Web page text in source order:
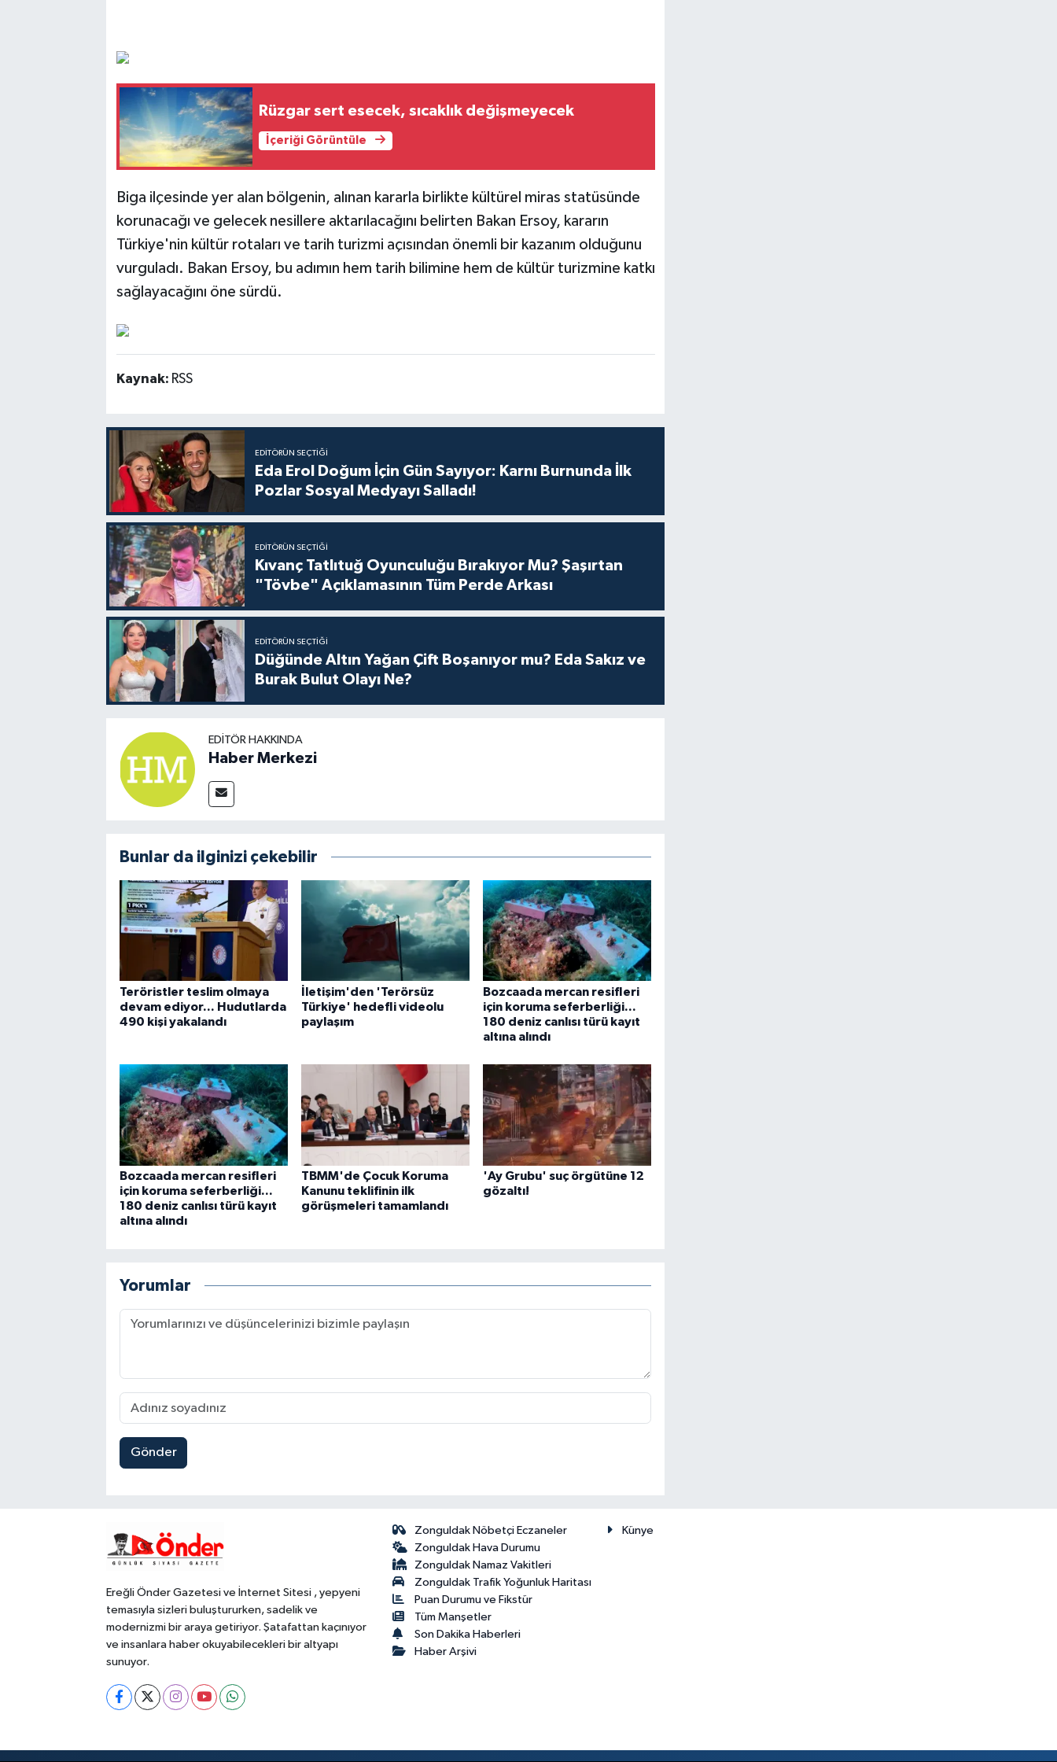
Rüzgar sert esecek, sıcaklık değişmeyecek
İçeriği Görüntüle
Biga ilçesinde yer alan bölgenin, alınan kararla birlikte kültürel miras statüsünde
korunacağı ve gelecek nesillere aktarılacağını belirten Bakan Ersoy, kararın
Türkiye'nin kültür rotaları ve tarih turizmi açısından önemli bir kazanım olduğunu
vurguladı. Bakan Ersoy, bu adımın hem tarih bilimine hem de kültür turizmine katkı
sağlayacağını öne sürdü.
Kaynak: RSS
EDITÖRÜN SEÇTIĞI
Eda Erol Doğum İçin Gün Sayıyor: Karnı Burnunda İlk
Pozlar Sosyal Medyayı Salladı!
EDITÖRÜN SEÇTIĞI
Kıvanç Tatlıtuğ Oyunculuğu Bırakıyor Mu? Şaşırtan
"Tövbe" Açıklamasının Tüm Perde Arkası
EDITÖRÜN SEÇTIĞI
Düğünde Altın Yağan Çift Boşanıyor mu? Eda Sakız ve
Burak Bulut Olayı Ne?
EDITÖR HAKKINDA
Haber Merkezi
Bunlar da ilginizi çekebilir
Teröristler teslim olmaya
devam ediyor... Hudutlarda
490 kişi yakalandı
İletişim'den 'Terörsüz
Türkiye' hedefli videolu
paylaşım
Bozcaada mercan resifleri
için koruma seferberliği...
180 deniz canlısı türü kayıt
altına alındı
Bozcaada mercan resifleri
için koruma seferberliği...
180 deniz canlısı türü kayıt
altına alındı
TBMM'de Çocuk Koruma
Kanunu teklifinin ilk
görüşmeleri tamamlandı
'Ay Grubu' suç örgütüne 12
gözaltı!
Yorumlar
Gönder
Ereğli Önder Gazetesi ve İnternet Sitesi , yepyeni
temasıyla sizleri buluştururken, sadelik ve
modernizmi bir araya getiriyor. Şatafattan kaçınıyor
ve insanlara haber okuyabilecekleri bir altyapı
sunuyor.
Zonguldak Nöbetçi Eczaneler
Zonguldak Hava Durumu
Zonguldak Namaz Vakitleri
Zonguldak Trafik Yoğunluk Haritası
Puan Durumu ve Fikstür
Tüm Manşetler
Son Dakika Haberleri
Haber Arşivi
Künye